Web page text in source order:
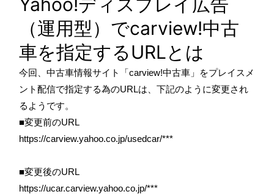
（運用型）でcarview!中古
車を指定するURLとは
今回、中古車情報サイト「carview!中古車」をプレイスメ
ント配信で指定する為のURLは、下記のように変更され
るようです。
■変更前のURL
https://carview.yahoo.co.jp/usedcar/***
■変更後のURL
https://ucar.carview.yahoo.co.jp/***